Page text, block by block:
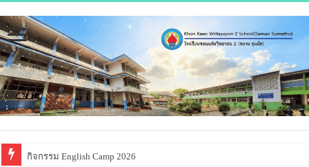
กิจกรรม English Camp 2026
โครงการส่งเสริมพัฒนาทักษะชีวิต เสริมสร้างภูมิคุ้มกันห่างไกลยาเสพติด